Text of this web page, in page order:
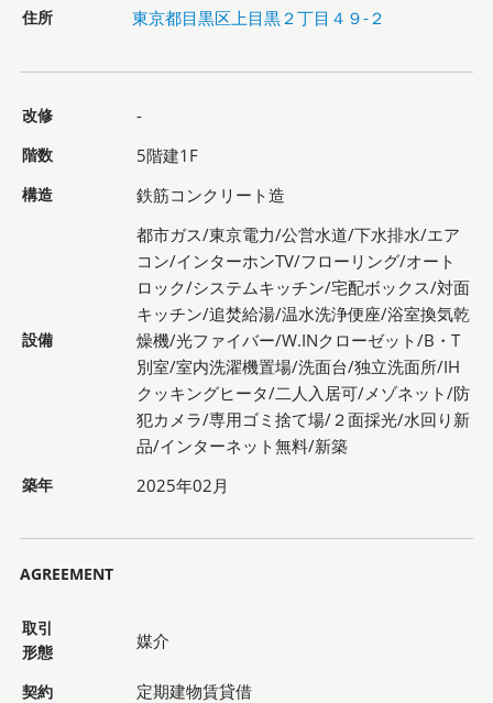
住所 東京都目黒区上目黒２丁目４９-２
改修 -
階数 5階建1F
構造 鉄筋コンクリート造
設備
都市ガス/東京電力/公営水道/下水排水/エア
コン/インターホンTV/フローリング/オート
ロック/システムキッチン/宅配ボックス/対面
キッチン/追焚給湯/温水洗浄便座/浴室換気乾
燥機/光ファイバー/W.INクローゼット/B・T
別室/室内洗濯機置場/洗面台/独立洗面所/IH
クッキングヒータ/二人入居可/メゾネット/防
犯カメラ/専用ゴミ捨て場/２面採光/水回り新
品/インターネット無料/新築
築年 2025年02月
AGREEMENT
取引
形態
媒介
契約
定期建物賃貸借